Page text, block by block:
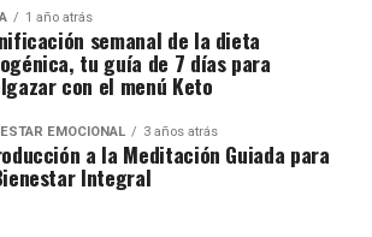
1 año atrás
semanal de la dieta
tu guía de 7 días para
con el menú Keto
EMOCIONAL 3 años atrás
a la Meditación Guiada para
Integral